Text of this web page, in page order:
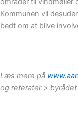
Kommunen vil
bedt om at blive
Læs mere på
og referater >